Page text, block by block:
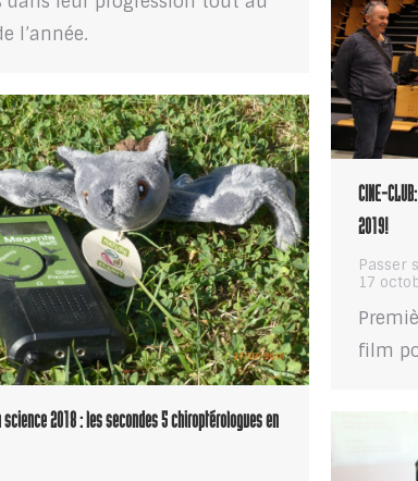
l’année.
CINE-
2019!
Passer
17
film
science 2018 : les secondes 5 chiroptérologues en